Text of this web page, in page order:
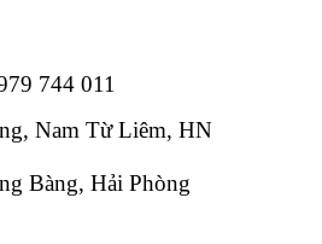
744 011
Nam Từ Liêm, HN
Bàng, Hải Phòng